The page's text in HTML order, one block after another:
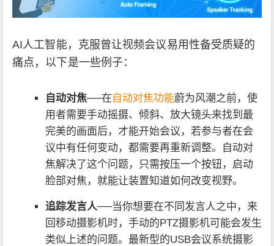
AI人工智能，克服曾让视频会议易用性备受质疑的
痛点，以下是一些例子：
自动对焦──在自动对焦功能蔚为风潮之前，使
用者需要手动摇摄、倾斜、放大镜头来找到最
完美的画面后，才能开始会议，若参与者在会
议中有任何变动，都需要再重新调整。自动对
焦解决了这个问题，只需按压一个按钮，启动
脸部对焦，就能让装置知道如何改变视野。
追踪发言人──当你想要在不同发言人之中，来
回移动摄影机时，手动的PTZ摄影机可能会发生
类似上述的问题。最新型的USB会议系统摄影